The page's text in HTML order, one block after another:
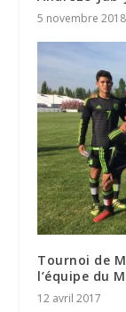
5 novembre 2018
Tournoi de
l’équipe du
12 avril 2017